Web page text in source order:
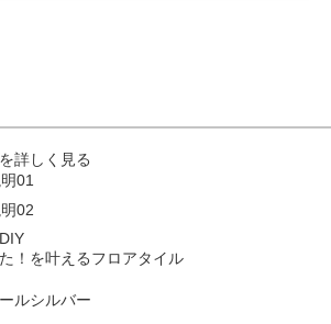
詳しく見る
！を叶えるフロアタイル
ルシルバー